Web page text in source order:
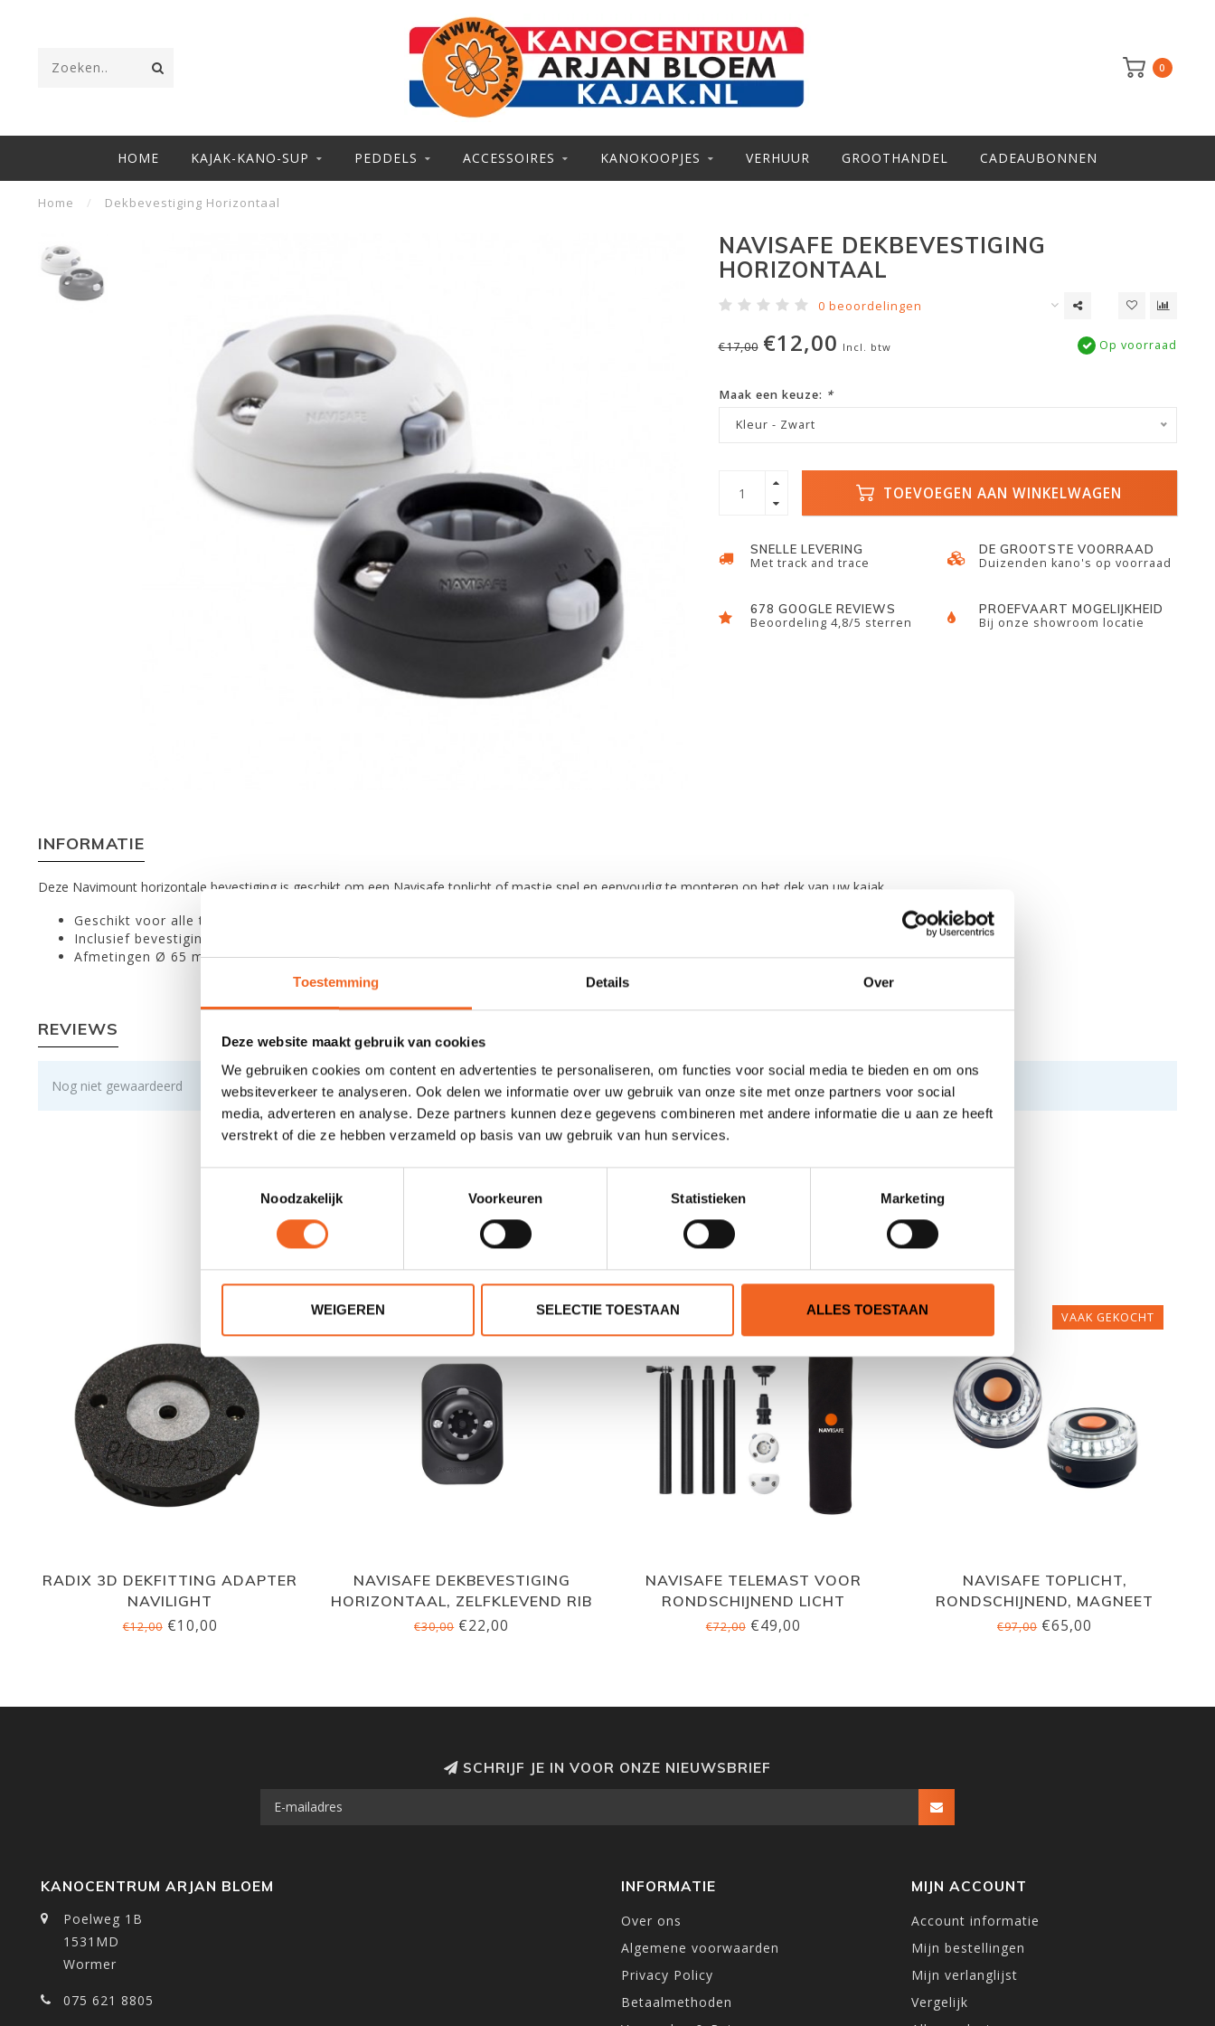
Toestemming Details Over
Deze website maakt gebruik van cookies
We gebruiken cookies om content en advertenties te personaliseren, om functies voor social media te bieden en om ons
websiteverkeer te analyseren. Ook delen we informatie over uw gebruik van onze site met onze partners voor social
media, adverteren en analyse. Deze partners kunnen deze gegevens combineren met andere informatie die u aan ze heeft
verstrekt of die ze hebben verzameld op basis van uw gebruik van hun services.
Noodzakelijk
Voorkeuren Statistieken Marketing
WEIGEREN SELECTIE TOESTAAN ALLES TOESTAAN
0
HOME KAJAK-KANO-SUP PEDDELS ACCESSOIRES KANOKOOPJES VERHUUR GROOTHANDEL CADEAUBONNEN
Home / Dekbevestiging Horizontaal
NAVISAFE DEKBEVESTIGING
HORIZONTAAL
0 beoordelingen
€17,00 €12,00 Incl. btw Op voorraad
Maak een keuze: *
Kleur - Zwart
TOEVOEGEN AAN WINKELWAGEN
SNELLE LEVERING
Met track and trace
DE GROOTSTE VOORRAAD
Duizenden kano's op voorraad
678 GOOGLE REVIEWS
Beoordeling 4,8/5 sterren
PROEFVAART MOGELIJKHEID
Bij onze showroom locatie
INFORMATIE
Deze Navimount horizontale bevestiging is geschikt om een Navisafe toplicht of mastje snel en eenvoudig te monteren op het dek van uw kajak.
Geschikt voor alle typen Navimount masten
Inclusief bevestigingsschroeven
Afmetingen Ø 65 mm, hoogte 26 mm
REVIEWS
Nog niet gewaardeerd
0 sterren op basis van 0 beoordelingen
GERELATEERDE PRODUCTEN
RADIX 3D DEKFITTING ADAPTER
NAVILIGHT
€12,00€10,00
NAVISAFE DEKBEVESTIGING
HORIZONTAAL, ZELFKLEVEND RIB
€30,00€22,00
NAVISAFE TELEMAST VOOR
RONDSCHIJNEND LICHT
€72,00€49,00
VAAK GEKOCHT
NAVISAFE TOPLICHT,
RONDSCHIJNEND, MAGNEET
€97,00€65,00
SCHRIJF JE IN VOOR ONZE NIEUWSBRIEF
KANOCENTRUM ARJAN BLOEM
Poelweg 1B
1531MD
Wormer
075 621 8805
INFORMATIE
Over ons
Algemene voorwaarden
Privacy Policy
Betaalmethoden
MIJN ACCOUNT
Account informatie
Mijn bestellingen
Mijn verlanglijst
Vergelijk